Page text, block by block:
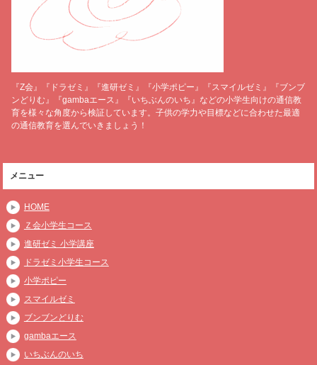
『Z会』『ドラゼミ』『進研ゼミ』『小学ポピー』『スマイルゼミ』『ブンブ
ンどりむ』『gambaエース』『いちぶんのいち』などの小学生向けの通信教
育を様々な角度から検証しています。子供の学力や目標などに合わせた最適
の通信教育を選んでいきましょう！
メニュー
HOME
Ｚ会小学生コース
進研ゼミ 小学講座
ドラゼミ小学生コース
小学ポピー
スマイルゼミ
ブンブンどりむ
gambaエース
いちぶんのいち